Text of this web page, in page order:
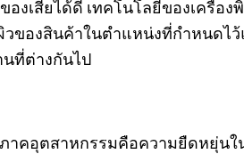
องเสียได้ดี เทคโนโลยีของเค
งสินค้าในตำแหน่งที่กำหนดไว้แ
นที่ต่างกันไป
ภาคอุตสาหกรรมคือความยืดหยุ่